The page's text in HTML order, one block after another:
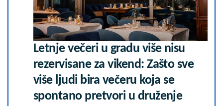
Letnje večeri u gradu više nisu
rezervisane za vikend: Zašto sve
više ljudi bira večeru koja se
spontano pretvori u druženje